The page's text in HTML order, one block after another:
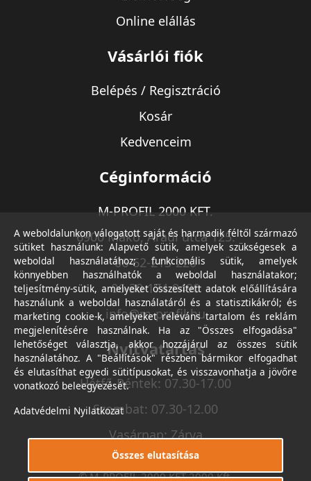
Online elállás
Vásárlói fiók
Belépés / Regisztráció
Kosár
Kedvenceim
Céginformáció
M-PROFIL 2000 KFT.
6900 Makó, Aradi utca 125.
06-62-213-220
06-30-174-9490
info@m-profil.hu
Nyitvatartás
Hétfő-Péntek: 07.30-17.00
Szombat: 07.30-12.00
Vasárnap: Zárva
© M-PROFIL 2000 KFT 2000 Kft.
A weboldalunkon válogatott saját és harmadik féltől származó
sütiket használunk: Alapvető sütik, amelyek szükségesek a
weboldal használatához; funkcionális sütik, amelyek
könnyebben használhatók a weboldal használatakor;
teljesítmény-sütik, amelyeket összesített adatok előállítására
használunk a weboldal használatáról és a statisztikákról; és
marketing cookie-k, amelyeket releváns tartalom és reklám
megjelenítésére használnak. Ha az "Összes elfogadása"
lehetőséget választja, akkor hozzájárul az összes sütik
használatához. A "Beállítások" részben bármikor elfogadhat
és elutasíthat egyedi sütitípusokat, és visszavonhatja a jövőre
vonatkozó beleegyezését.
Adatvédelmi Nyilatkozat
Összes elutasítása